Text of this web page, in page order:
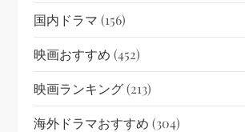
国内ドラマ (156)
映画おすすめ (452)
映画ランキング(213)
海外ドラマおすすめ (304)